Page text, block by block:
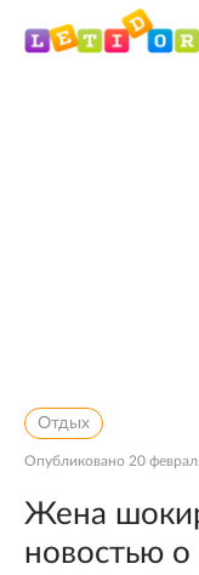
Отдых
Опубликовано 20
Жена
новостью